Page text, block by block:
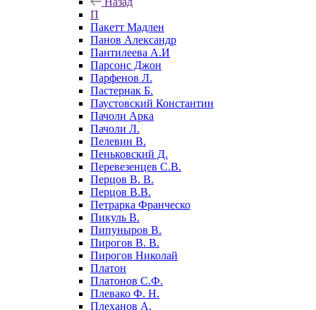
П
Пакетт Мадлен
Панов Александр
Пантилеева А.И
Парсонс Джон
Парфенов Л.
Пастернак Б.
Паустовский Константин
Пачоли Арка
Пачоли Л.
Пелевин В.
Пеньковский Д.
Перевезенцев С.В.
Перцов В. В.
Перцов В.В.
Петрарка Франческо
Пикуль В.
Пипуныров В.
Пирогов В. В.
Пирогов Николай
Платон
Платонов С.Ф.
Плевако Ф. Н.
Плеханов А.